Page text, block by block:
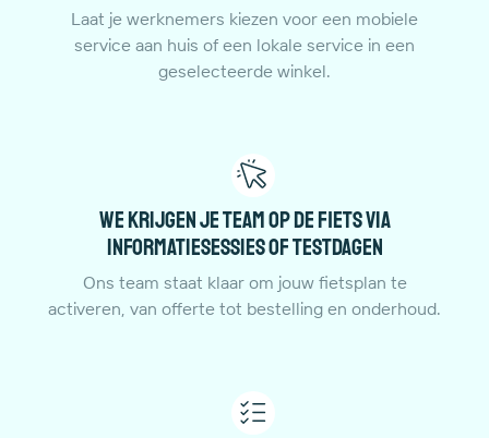
Laat je werknemers kiezen voor een mobiele
service aan huis of een lokale service in een
geselecteerde winkel.
We krijgen je team op de fiets via
informatiesessies of testdagen
Ons team staat klaar om jouw fietsplan te
activeren, van offerte tot bestelling en onderhoud.